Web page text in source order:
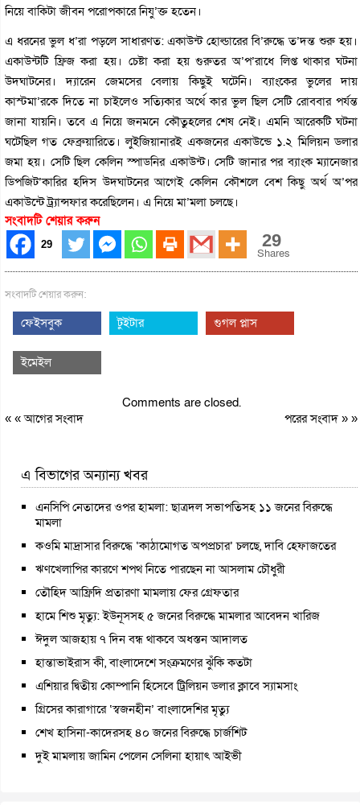
নিয়ে বাকিটা জীবন পরোপকারে নিযু’ক্ত হতেন।
এ ধরনের ভুল ধ’রা পড়লে সাধারণত: একাউন্ট হোল্ডারের বি’রুদ্ধে ত’দন্ত শুরু হয়।
একাউন্টটি ফ্রিজ করা হয়। চেষ্টা করা হয় গুরুতর অ’প’রাধে লিপ্ত থাকার ঘটনা
উদঘাটনের। দ্যারেন জেমসের বেলায় কিছুই ঘটেনি। ব্যাংকের ভুলের দায়
কাস্টমা’রকে দিতে না চাইলেও সত্যিকার অর্থে কার ভুল ছিল সেটি রোববার পর্যন্ত
জানা যায়নি। তবে এ নিয়ে জনমনে কৌতুহলের শেষ নেই। এমনি আরেকটি ঘটনা
ঘটেছিল গত ফেব্রুয়ারিতে। লুইজিয়ানারই একজনের একাউন্ডে ১.২ মিলিয়ন ডলার
জমা হয়। সেটি ছিল কেলিন স্পাডনির একাউন্ট। সেটি জানার পর ব্যাংক ম্যানেজার
ডিপজিট’কারির হদিস উদঘাটনের আগেই কেলিন কৌশলে বেশ কিছু অর্থ অ’পর
একাউন্টে ট্র্যান্সফার করেছিলেন। এ নিয়ে মা’মলা চলছে।
সংবাদটি শেয়ার করুন
29 29
Shares
সংবাদটি শেয়ার করুন:
ফেইসবুক টুইটার গুগল প্লাস
ইমেইল
Comments are closed.
« «আগের সংবাদ পরের সংবাদ» »
এ বিভাগের অন্যান্য খবর
এনসিপি নেতাদের ওপর হামলা: ছাত্রদল সভাপতিসহ ১১ জনের বিরুদ্ধে
মামলা
কওমি মাদ্রাসার বিরুদ্ধে ‘কাঠামোগত অপপ্রচার’ চলছে, দাবি হেফাজতের
ঋণখেলাপির কারণে শপথ নিতে পারছেন না আসলাম চৌধুরী
তৌহিদ আফ্রিদি প্রতারণা মামলায় ফের গ্রেফতার
হামে শিশু মৃত্যু: ইউনূসসহ ৫ জনের বিরুদ্ধে মামলার আবেদন খারিজ
ঈদুল আজহায় ৭ দিন বন্ধ থাকবে অধস্তন আদালত
হান্তাভাইরাস কী, বাংলাদেশে সংক্রমণের ঝুঁকি কতটা
এশিয়ার দ্বিতীয় কোম্পানি হিসেবে ট্রিলিয়ন ডলার ক্লাবে স্যামসাং
গ্রিসের কারাগারে ‘স্বজনহীন’ বাংলাদেশির মৃত্যু
শেখ হাসিনা-কাদেরসহ ৪০ জনের বিরুদ্ধে চার্জশিট
দুই মামলায় জামিন পেলেন সেলিনা হায়াৎ আইভী